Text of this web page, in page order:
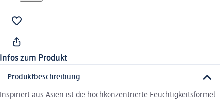
Infos zum Produkt
Produktbeschreibung
Inspiriert aus Asien ist die hochkonzentrierte Feuchtigkeitsformel